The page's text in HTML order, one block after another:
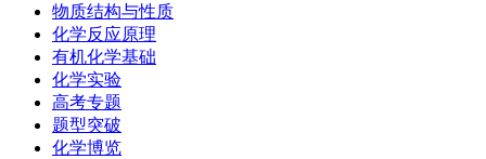
物质结构与性质
化学反应原理
有机化学基础
化学实验
高考专题
题型突破
化学博览